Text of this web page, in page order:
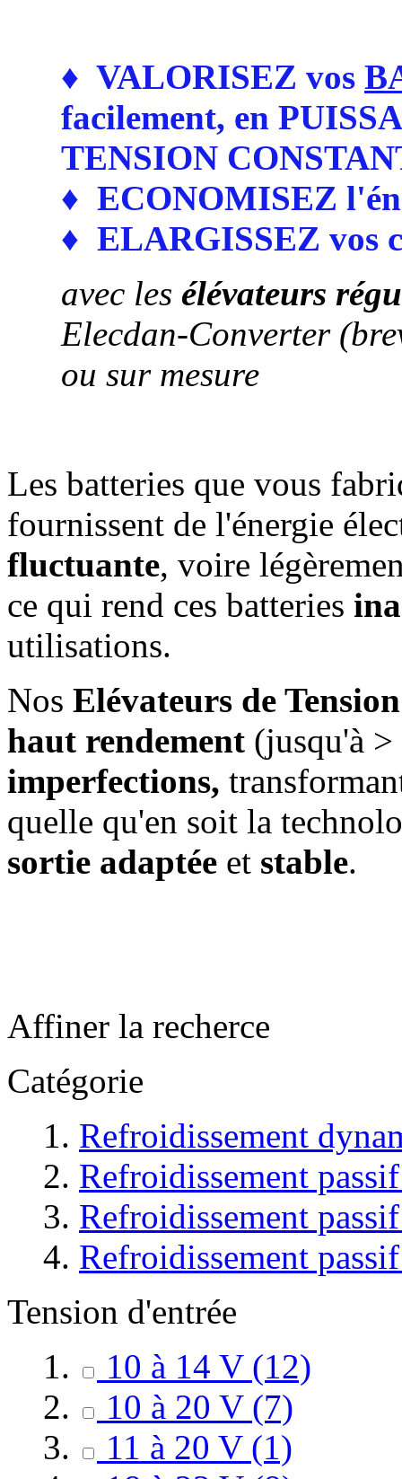
♦ VALORISEZ vos
facilement, en
TENSION
♦ ECONOMISEZ
♦ ELARGISSEZ vos
avec les élévateurs
Elecdan-Converter
ou sur mesure
Les batteries que vous
fournissent de l'énergie
fluctuante, voire
ce qui rend ces batteries
utilisations.
Nos Elévateurs de
haut rendement (jusqu'à
imperfections,
quelle qu'en soit la
sortie adaptée et stable.
Affiner la recherce
Catégorie
Refroidissement
Refroidissement
Refroidissement
Refroidissement
Tension d'entrée
10 à 14 V (12)
10 à 20 V (7)
11 à 20 V (1)